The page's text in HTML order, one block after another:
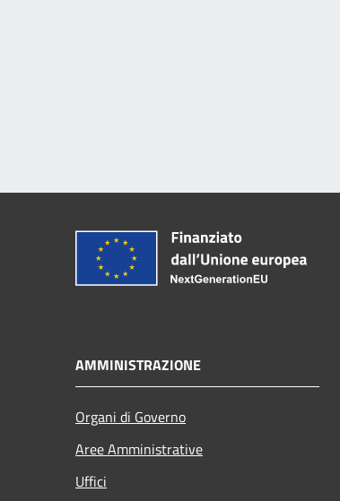
AMMINISTRAZIONE
Organi di Governo
Aree Amministrative
Uffici